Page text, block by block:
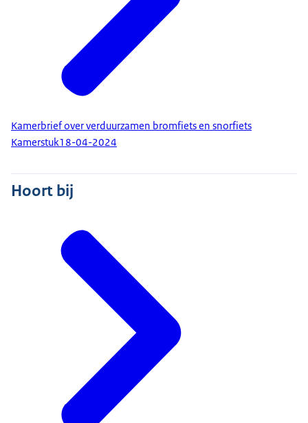
Kamerbrief over verduurzamen bromfiets en snorfiets
Kamerstuk18-04-2024
Hoort bij